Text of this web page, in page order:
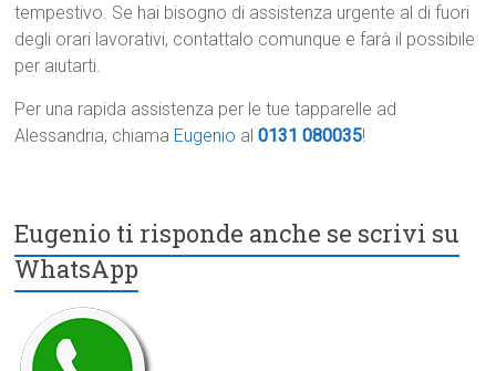
tempestivo. Se hai bisogno di assistenza urgente al di fuori
degli orari lavorativi, contattalo comunque e farà il possibile
per aiutarti.
Per una rapida assistenza per le tue tapparelle ad
Alessandria, chiama Eugenio al0131 080035!
Eugenio ti risponde anche se scrivi su
WhatsApp